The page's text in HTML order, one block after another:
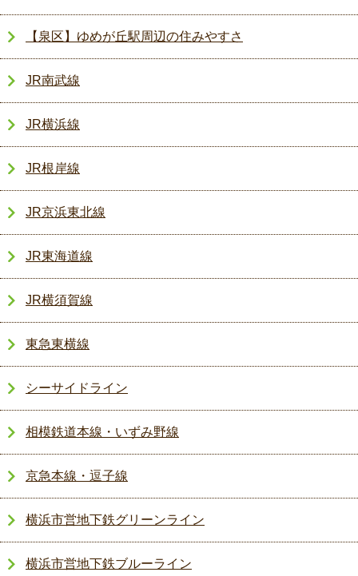
【泉区】ゆめが丘駅周辺の住みやすさ
JR南武線
JR横浜線
JR根岸線
JR京浜東北線
JR東海道線
JR横須賀線
東急東横線
シーサイドライン
相模鉄道本線・いずみ野線
京急本線・逗子線
横浜市営地下鉄グリーンライン
横浜市営地下鉄ブルーライン